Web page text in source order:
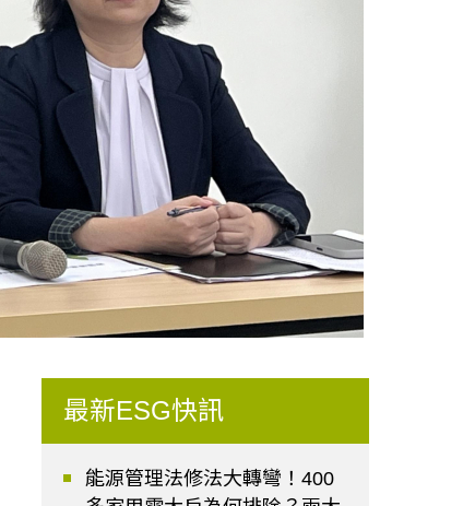
最新ESG快訊
能源管理法修法大轉彎！400